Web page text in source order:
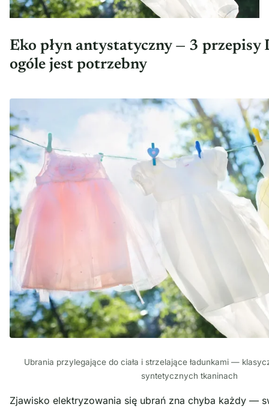
Eko płyn antystatyczny — 3 przepisy
ogóle jest potrzebny
Ubrania przylegające do ciała i strzelające ładunkami —
syntetycznych tkaninach
Zjawisko elektryzowania się ubrań zna chyba każdy —